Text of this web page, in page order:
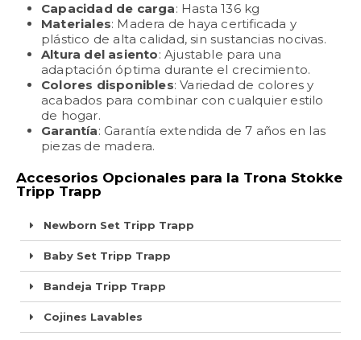
Capacidad de carga: Hasta 136 kg
Materiales: Madera de haya certificada y
plástico de alta calidad, sin sustancias nocivas.
Altura del asiento: Ajustable para una
adaptación óptima durante el crecimiento.
Colores disponibles: Variedad de colores y
acabados para combinar con cualquier estilo
de hogar.
Garantía: Garantía extendida de 7 años en las
piezas de madera.
Accesorios Opcionales para la Trona Stokke
Tripp Trapp
Newborn Set Tripp Trapp
Baby Set Tripp Trapp
Bandeja Tripp Trapp
Cojines Lavables